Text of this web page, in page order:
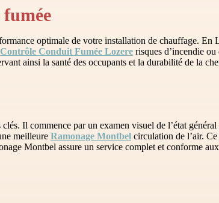
optimale de votre installation de chauffage.
Contrôle Conduit Fumée Lozere risques d’incendie
ainsi la santé des occupants et la durabilité de la
Il commence par un examen visuel de l’état
meilleure Ramonage Montbel circulation de l’air.
Montbel assure un service complet et conforme